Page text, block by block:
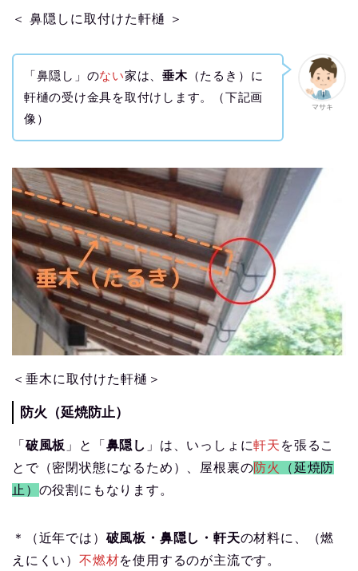
＜ 鼻隠しに取付けた軒樋 ＞
マサキ
「鼻隠し」のない家は、垂木（たるき）に
軒樋の受け金具を取付けします。（下記画
像）
＜垂木に取付けた軒樋＞
防火（延焼防止）
「 破風板 」と「 鼻隠し 」は、いっしょに軒天 を張るこ
とで（密閉状態になるため）、屋根裏の防火
（延焼防
止） の役割にもなります。
＊（近年では） 破風板・鼻隠し・軒天の材料に、（燃
えにくい） 不燃材を使用するのが主流です。